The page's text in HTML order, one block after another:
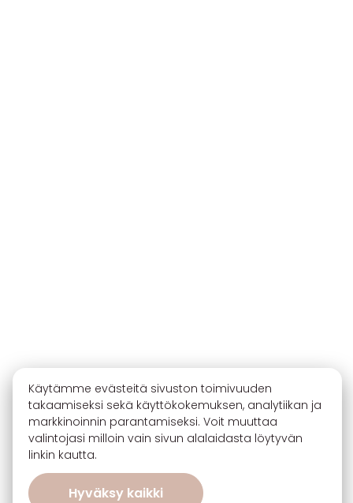
Käytämme evästeitä sivuston toimivuuden
takaamiseksi sekä käyttökokemuksen, analytiikan ja
markkinoinnin parantamiseksi. Voit muuttaa
valintojasi milloin vain sivun alalaidasta löytyvän
linkin kautta.
Hyväksy kaikki